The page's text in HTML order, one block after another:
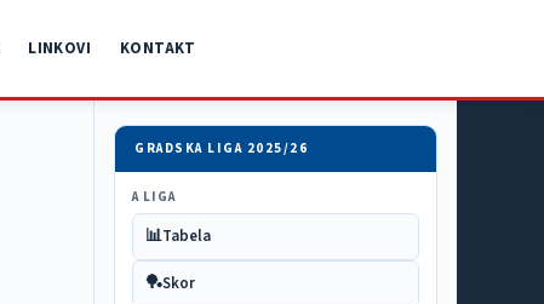
LINKOVI KONTAKT
GRADSKA LIGA 2025/26
A LIGA
📊Tabela
🏓Skor